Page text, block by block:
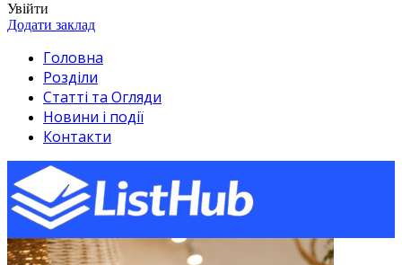
Увійти
Додати заклад
Головна
Розділи
Статті та Огляди
Новини і події
Контакти